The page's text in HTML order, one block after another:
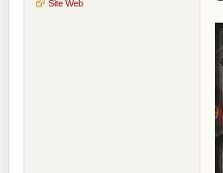
Site Web